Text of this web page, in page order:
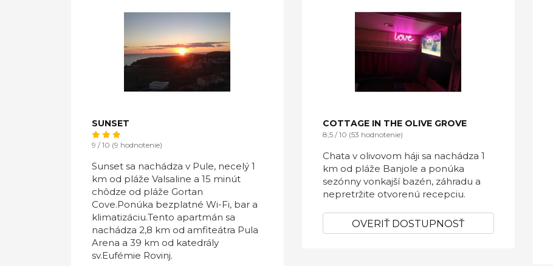
SUNSET
9 / 10 (9 hodnotenie)
Sunset sa nachádza v Pule, necelý 1
km od pláže Valsaline a 15 minút
chôdze od pláže Gortan
Cove.Ponúka bezplatné Wi-Fi, bar a
klimatizáciu.Tento apartmán sa
nachádza 2,8 km od amfiteátra Pula
Arena a 39 km od katedrály
sv.Eufémie Rovinj.
COTTAGE IN THE OLIVE GROVE
8,5 / 10 (53 hodnotenie)
Chata v olivovom háji sa nachádza 1
km od pláže Banjole a ponúka
sezónny vonkajší bazén, záhradu a
nepretržite otvorenú recepciu.
OVERIŤ DOSTUPNOSŤ